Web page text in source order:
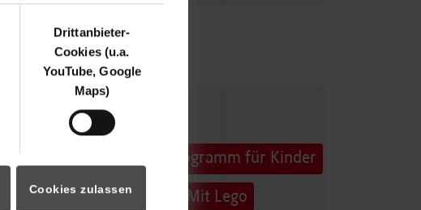
Drittanbieter-
Cookies (u.a.
YouTube, Google
Maps)
Cookies zulassen
32. Horber
Sommerferienprogramm für Kinder
und Jugendliche: Mit Lego